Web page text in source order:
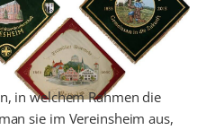
in welchem Rahmen die
sie im Vereinsheim aus,